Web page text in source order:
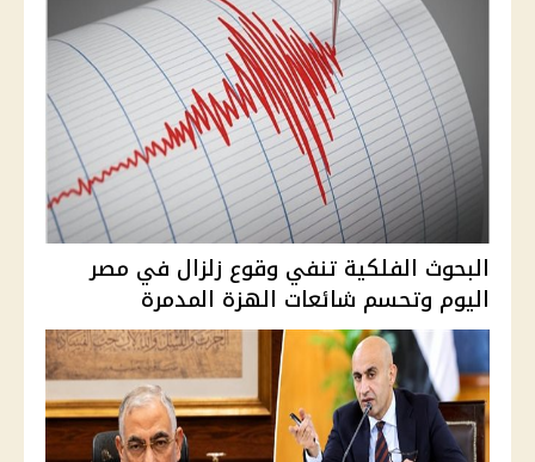
البحوث الفلكية تنفي وقوع زلزال في مصر
اليوم وتحسم شائعات الهزة المدمرة